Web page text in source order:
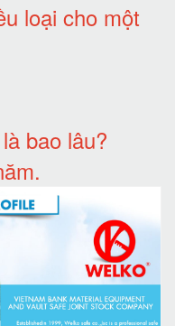
loại cho một
là bao lâu?